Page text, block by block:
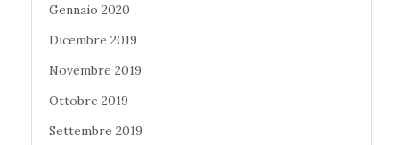
Gennaio 2020
Dicembre 2019
Novembre 2019
Ottobre 2019
Settembre 2019